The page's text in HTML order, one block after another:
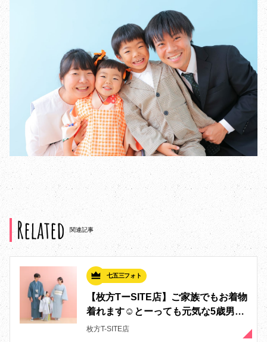
Related 関連記事
七五三フォト
【枚方TーSITE店】ご家族でもお着物
着れます☺️とーっても元気な5歳男の
子の七五三❕
枚方T-SITE店